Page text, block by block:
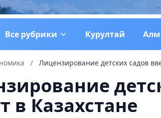
Все рубрики Курултай
/ Лицензирование детских садов
в Казахстане